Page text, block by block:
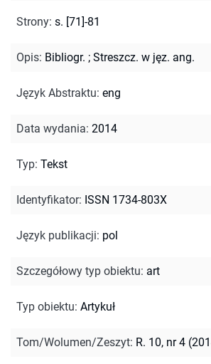
Strony: s. [71]-81
Opis: Bibliogr. ; Streszcz. w jęz. ang.
Język Abstraktu: eng
Data wydania: 2014
Typ: Tekst
Identyfikator: ISSN 1734-803X
Język publikacji: pol
Szczegółowy typ obiektu: art
Typ obiektu: Artykuł
Tom/Wolumen/Zeszyt: R. 10, nr 4